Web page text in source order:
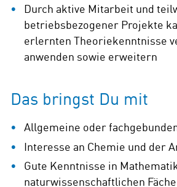
Durch aktive Mitarbeit und
betriebsbezogener Projekte
erlernten Theoriekenntnisse
anwenden sowie erweitern
Das bringst Du mit
Allgemeine oder
Interesse an Chemie und der
Gute Kenntnisse in
naturwissenschaftlichen